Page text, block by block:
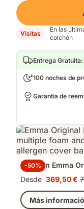
Loading
Visitas
En las
colchón
Entrega Gratuita:
100 noches de
Garantía de
-50%
Colchón Emma
Desde Precio
369,50 €
369,50 €
Más